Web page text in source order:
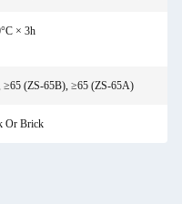
× 3h
≥65 (ZS-65B), ≥65 (ZS-65A)
Or Brick